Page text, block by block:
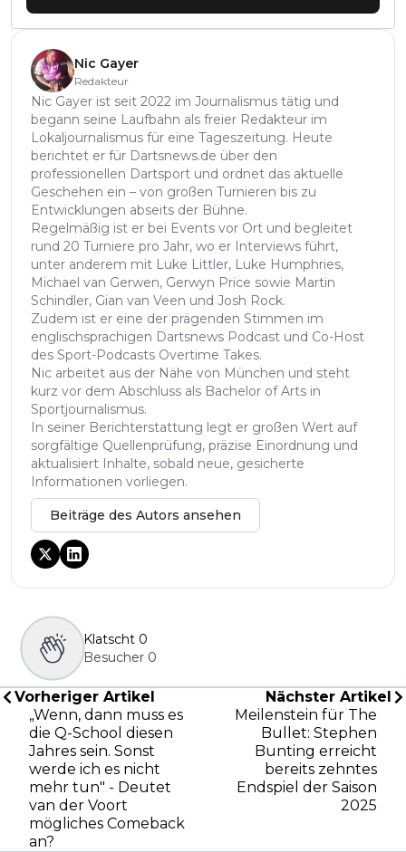
Nic Gayer
Redakteur
Nic Gayer ist seit 2022 im Journalismus tätig und
begann seine Laufbahn als freier Redakteur im
Lokaljournalismus für eine Tageszeitung. Heute
berichtet er für Dartsnews.de über den
professionellen Dartsport und ordnet das aktuelle
Geschehen ein – von großen Turnieren bis zu
Entwicklungen abseits der Bühne.
Regelmäßig ist er bei Events vor Ort und begleitet
rund 20 Turniere pro Jahr, wo er Interviews führt,
unter anderem mit Luke Littler, Luke Humphries,
Michael van Gerwen, Gerwyn Price sowie Martin
Schindler, Gian van Veen und Josh Rock.
Zudem ist er eine der prägenden Stimmen im
englischsprachigen Dartsnews Podcast und Co-Host
des Sport-Podcasts Overtime Takes.
Nic arbeitet aus der Nähe von München und steht
kurz vor dem Abschluss als Bachelor of Arts in
Sportjournalismus.
In seiner Berichterstattung legt er großen Wert auf
sorgfältige Quellenprüfung, präzise Einordnung und
aktualisiert Inhalte, sobald neue, gesicherte
Informationen vorliegen.
Beiträge des Autors ansehen
Klatscht 0
Besucher 0
Vorheriger Artikel
„Wenn, dann muss es
die Q-School diesen
Jahres sein. Sonst
werde ich es nicht
mehr tun" - Deutet
van der Voort
mögliches Comeback
an?
Nächster Artikel
Meilenstein für The
Bullet: Stephen
Bunting erreicht
bereits zehntes
Endspiel der Saison
2025